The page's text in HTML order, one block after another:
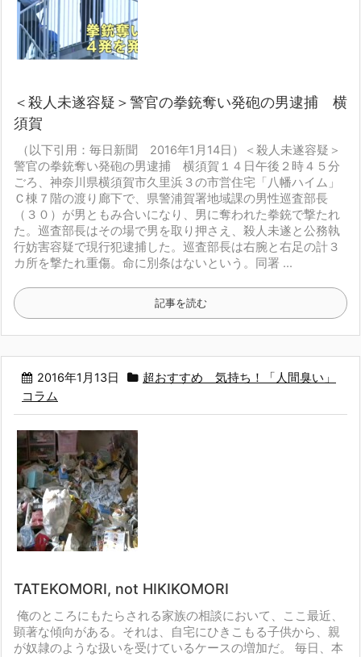
＜殺人未遂容疑＞警官の拳銃奪い発砲の男逮捕 横
須賀
（以下引用：毎日新聞 2016年1月14日）
＜殺人未遂容疑＞
警官の拳銃奪い発砲の男逮捕 横須賀 １４日午後２時４５分
ごろ、神奈川県横須賀市久里浜３の市営住宅「八幡ハイム」
Ｃ棟７階の渡り廊下で、県警浦賀署地域課の男性巡査部長
（３０）が男ともみ合いになり、男に奪われた拳銃で撃たれ
た。巡査部長はその場で男を取り押さえ、殺人未遂と公務執
行妨害容疑で現行犯逮捕した。巡査部長は右腕と右足の計３
カ所を撃たれ重傷。命に別条はないという。 同署 ...
記事を読む
2016年1月13日
超おすすめ 気持ち！「人間臭い」
コラム
TATEKOMORI, not HIKIKOMORI
俺のところにもたらされる家族の相談において、ここ最近、
顕著な傾向がある。それは、自宅にひきこもる子供から、親
が奴隷のような扱いを受けているケースの増加だ。
毎日、本